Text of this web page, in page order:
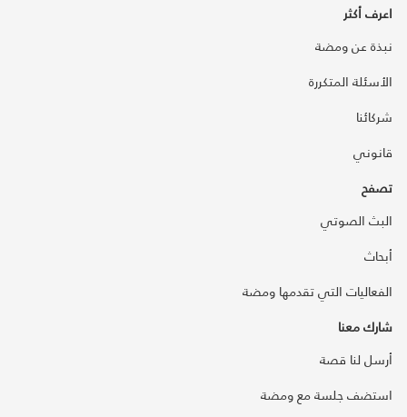
اعرف أكثر
نبذة عن ومضة
الأسئلة المتكررة
شركائنا
قانوني
تصفح
البث الصوتي
أبحاث
الفعاليات التي تقدمها ومضة
شارك معنا
أرسل لنا قصة
استضف جلسة مع ومضة